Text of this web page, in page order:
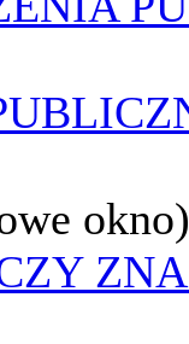
okno)